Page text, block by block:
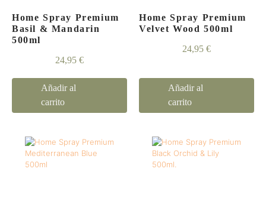
Home Spray Premium
Basil & Mandarin
500ml
24,95 €
Añadir al
carrito
Home Spray Premium
Velvet Wood 500ml
24,95 €
Añadir al
carrito